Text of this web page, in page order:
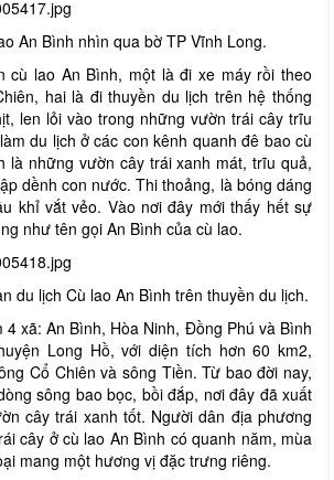
An Bình nhìn qua bờ TP Vĩnh Long.
cù lao An Bình, một là đi xe máy rồi theo
hai là đi thuyền du lịch trên hệ thống
len lỏi vào trong những vườn trái cây trĩu
du lịch ở các con kênh quanh đê bao cù
là những vườn cây trái xanh mát, trĩu quả,
dềnh con nước. Thi thoảng, là bóng dáng
khỉ vắt vẻo. Vào nơi đây mới thấy hết sự
như tên gọi An Bình của cù lao.
du lịch Cù lao An Bình trên thuyền du lịch.
4 xã: An Bình, Hòa Ninh, Đồng Phú và Bình
Long Hồ, với diện tích hơn 60 km2,
Cổ Chiên và sông Tiền. Từ bao đời nay,
sông bao bọc, bồi đắp, nơi đây đã xuất
cây trái xanh tốt. Người dân địa phương
cây ở cù lao An Bình có quanh năm, mùa
mang một hương vị đặc trưng riêng.